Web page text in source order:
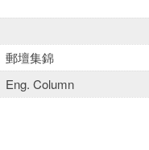
郵壇集錦
Eng. Column